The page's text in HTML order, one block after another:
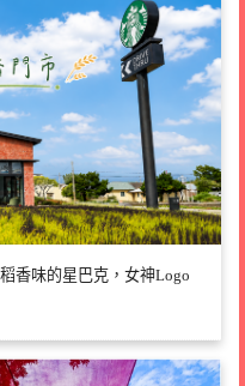
香味的星巴克，女神Logo